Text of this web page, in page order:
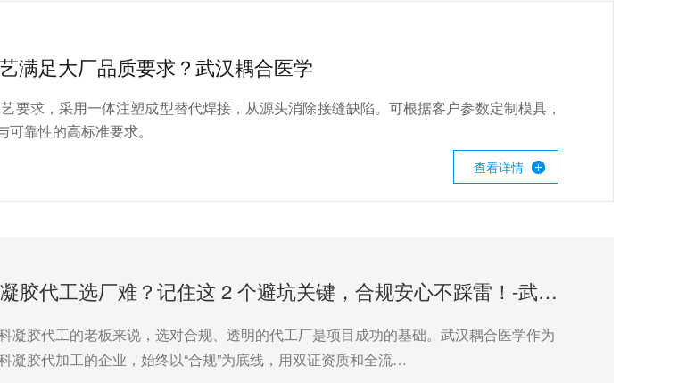
满足大厂品质要求？武汉耦合医学
求，采用一体注塑成型替代焊接，从源头消除接缝缺陷。可根据客户参数定制模具，
靠性的高标准要求。
查看详情
妇科凝胶代工选厂难？记住这 2 个避坑关键，合规安心不踩雷！-武汉耦合医学
凝胶代工的老板来说，选对合规、透明的代工厂是项目成功的基础。武汉耦合医学作为
凝胶代加工的企业，始终以“合规”为底线，用双证资质和全流…